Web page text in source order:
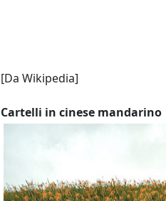
[Da Wikipedia]
Cartelli in cinese mandarino